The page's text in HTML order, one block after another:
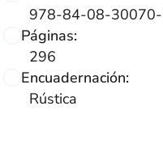
978-84-08-
Páginas:
296
Encuadernación:
Rústica